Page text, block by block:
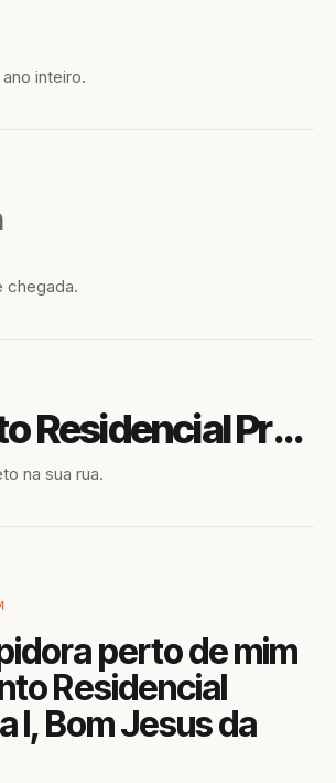
inteiro.
chegada.
Conjunto Residencial Primavera I
na sua rua.
perto de mim
Residencial
I, Bom Jesus da